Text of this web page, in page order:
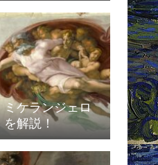
ケランジェロ
を解説！